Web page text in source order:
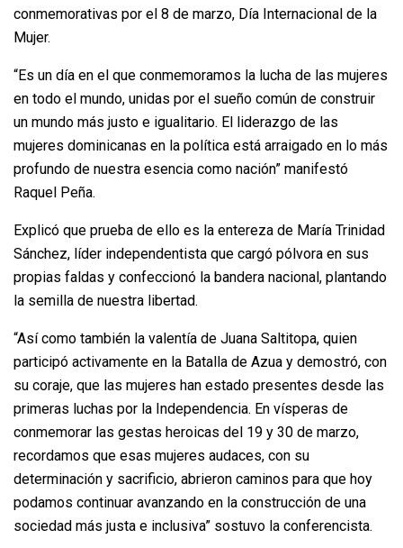
conmemorativas por el 8 de marzo, Día Internacional de la
Mujer.
“Es un día en el que conmemoramos la lucha de las mujeres
en todo el mundo, unidas por el sueño común de construir
un mundo más justo e igualitario. El liderazgo de las
mujeres dominicanas en la política está arraigado en lo más
profundo de nuestra esencia como nación” manifestó
Raquel Peña.
Explicó que prueba de ello es la entereza de María Trinidad
Sánchez, líder independentista que cargó pólvora en sus
propias faldas y confeccionó la bandera nacional, plantando
la semilla de nuestra libertad.
“Así como también la valentía de Juana Saltitopa, quien
participó activamente en la Batalla de Azua y demostró, con
su coraje, que las mujeres han estado presentes desde las
primeras luchas por la Independencia. En vísperas de
conmemorar las gestas heroicas del 19 y 30 de marzo,
recordamos que esas mujeres audaces, con su
determinación y sacrificio, abrieron caminos para que hoy
podamos continuar avanzando en la construcción de una
sociedad más justa e inclusiva” sostuvo la conferencista.